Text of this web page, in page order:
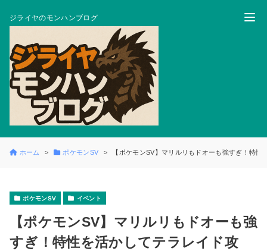
ジライヤのモンハンブログ
ホーム ポケモンSV 【ポケモンSV】マリルリもドオーも強すぎ！特
ポケモンSV イベント
【ポケモンSV】マリルリもドオーも強
すぎ！特性を活かしてテラレイド攻